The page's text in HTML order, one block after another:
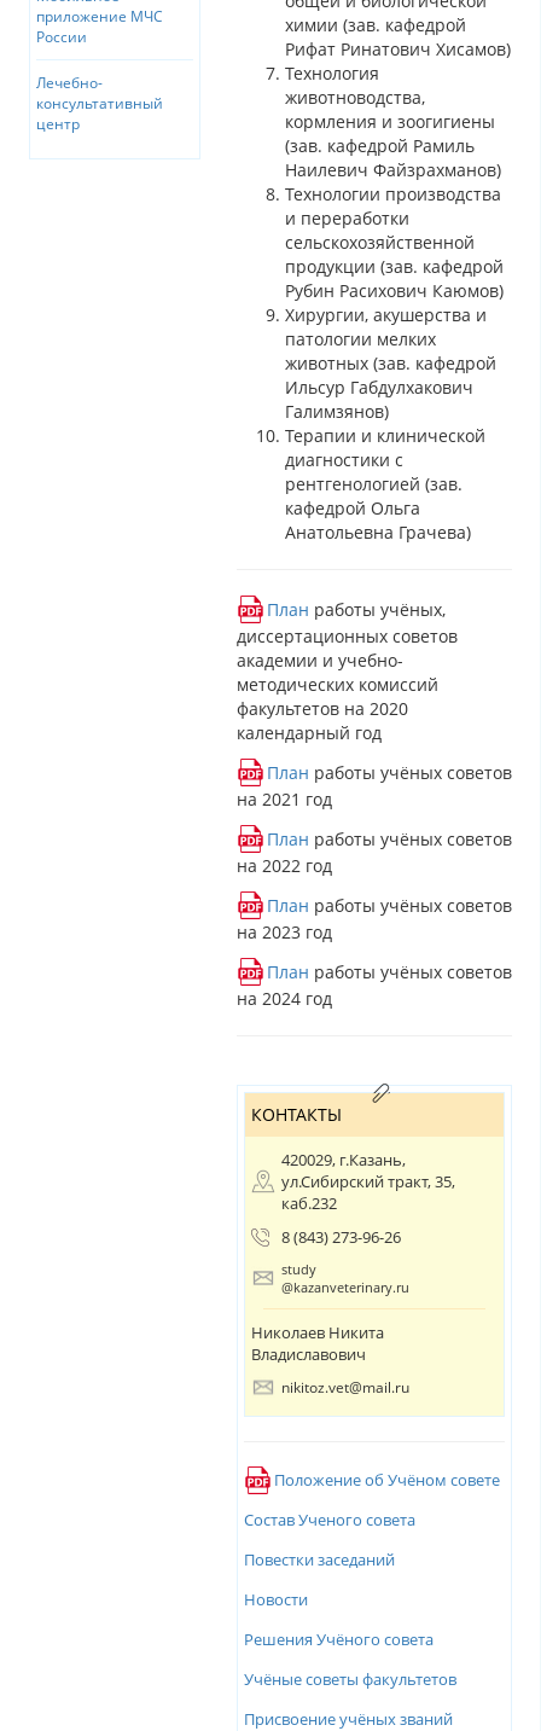
приложение МЧС
России
Лечебно-
консультативный
центр
химии (зав. кафедрой
Рифат Ринатович Хисамов)
Технология
животноводства,
кормления и зоогигиены
(зав. кафедрой Рамиль
Наилевич Файзрахманов)
Технологии производства
и переработки
сельскохозяйственной
продукции (зав. кафедрой
Рубин Расихович Каюмов)
Хирургии, акушерства и
патологии мелких
животных (зав. кафедрой
Ильсур Габдулхакович
Галимзянов)
Терапии и клинической
диагностики с
рентгенологией (зав.
кафедрой Ольга
Анатольевна Грачева)
План работы учёных,
диссертационных советов
академии и учебно-
методических комиссий
факультетов на 2020
календарный год
План работы учёных советов
на 2021 год
План работы учёных советов
на 2022 год
План работы учёных советов
на 2023 год
План работы учёных советов
на 2024 год
КОНТАКТЫ
420029, г.Казань,
ул.Сибирский тракт, 35,
каб.232
8 (843) 273-96-26
study
@kazanveterinary.ru
Николаев Никита
Владиславович
nikitoz.vet@mail.ru
Положение об Учёном совете
Состав Ученого совета
Повестки заседаний
Новости
Решения Учёного совета
Учёные советы факультетов
Присвоение учёных званий